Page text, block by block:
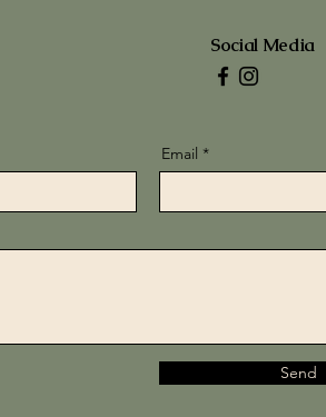
Social Media
Email
Send